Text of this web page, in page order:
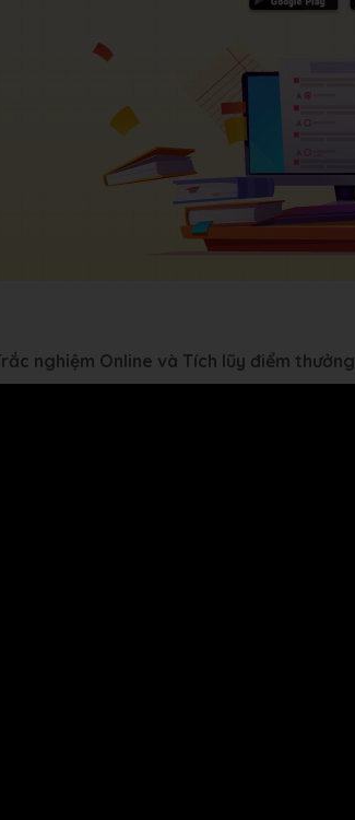
nghiệm Online và Tích lũy điểm thưởng